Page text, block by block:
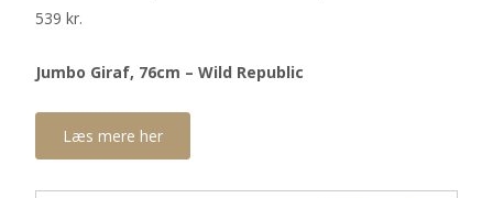
539 kr.
Jumbo Giraf, 76cm – Wild Republic
Læs mere her